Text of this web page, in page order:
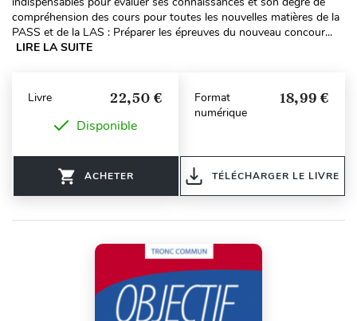
compréhension des cours pour toutes les nouvelles matières de la
PASS et de la LAS : Préparer les épreuves du nouveau concour...
LIRE LA SUITE
Livre 22,50 €
Disponible
ACHETER
Format
numérique
18,99 €
TÉLÉCHARGER LE LIVRE